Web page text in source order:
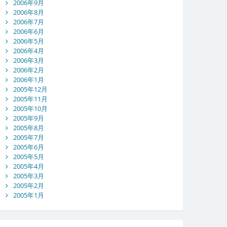
2006年9月
2006年8月
2006年7月
2006年6月
2006年5月
2006年4月
2006年3月
2006年2月
2006年1月
2005年12月
2005年11月
2005年10月
2005年9月
2005年8月
2005年7月
2005年6月
2005年5月
2005年4月
2005年3月
2005年2月
2005年1月